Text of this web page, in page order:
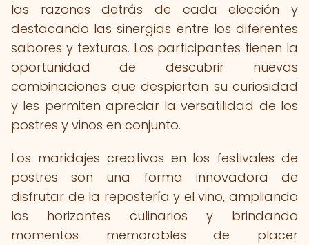
las razones detrás de cada elección y
destacando las sinergias entre los diferentes
sabores y texturas. Los participantes tienen la
oportunidad de descubrir nuevas
combinaciones que despiertan su curiosidad
y les permiten apreciar la versatilidad de los
postres y vinos en conjunto.
Los maridajes creativos en los festivales de
postres son una forma innovadora de
disfrutar de la repostería y el vino, ampliando
los horizontes culinarios y brindando
momentos memorables de placer